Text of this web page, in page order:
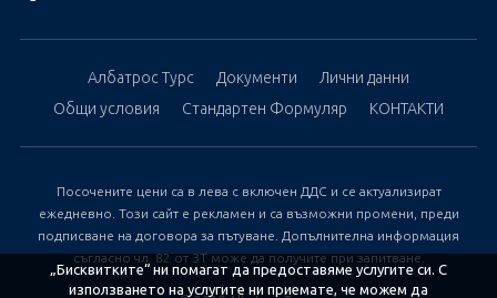
Албатрос Турс Документи
Лични данни
Общи условия
Стандартен Формуляр КОНТАКТИ
Посочените цени са в лева с включен ДДС и се актуализират
ежедневно. Този сайт е рекламен и са възможни промени, преди
подписване на договора за пътуване. Допълнителна информация
съгласно чл. 82 от ЗТ може да получите при запитване.
„Бисквитките“ ни помагат да предоставяме услугите си. С
използването на услугите ни приемате, че можем да